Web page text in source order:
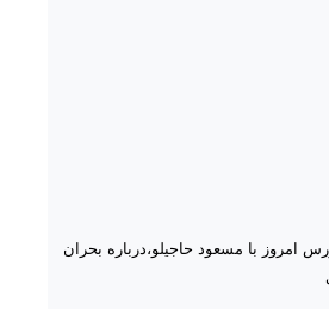
امروز با مسعود حاجیلو،درباره بحران